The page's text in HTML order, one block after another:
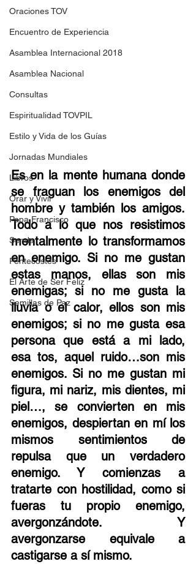
Oraciones TOV
Encuentro de Experiencia
Asamblea Internacional 2018
Asamblea Nacional
Consultas
Espiritualidad TOVPIL
Estilo y Vida de los Guías
Jornadas Mundiales
Libros
Orar y Vivir
Papa Francisco
Senda
Pentecostés
El Arte de Ser Feliz
Semillas de Paz
Es en la mente humana donde
se fraguan los enemigos del
Todo a lo que nos resistimos
mentalmente lo transformamos
en enemigo. Si no me gustan
estas manos, ellas son mis
enemigas; si no me gusta la
lluvia o el calor, ellos son mis
enemigos; si no me gusta esa
persona que está a mi lado,
esa tos, aquel ruido…son mis
enemigos. Si no me gustan mi
figura, mi nariz, mis dientes, mi
piel…, se convierten en mis
enemigos, despiertan en mí los
mismos sentimientos de
repulsa que un verdadero
enemigo. Y comienzas a
tratarte con hostilidad, como si
fueras tu propio enemigo,
avergonzándote. Y
avergonzarse equivale a
castigarse a sí mismo.